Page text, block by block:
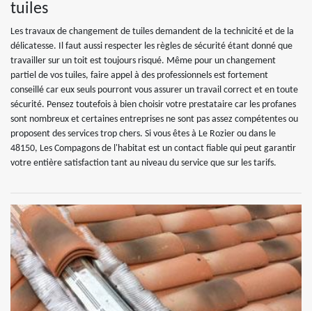
tuiles
Les travaux de changement de tuiles demandent de la technicité et de la
délicatesse. Il faut aussi respecter les règles de sécurité étant donné que
travailler sur un toit est toujours risqué. Même pour un changement
partiel de vos tuiles, faire appel à des professionnels est fortement
conseillé car eux seuls pourront vous assurer un travail correct et en toute
sécurité. Pensez toutefois à bien choisir votre prestataire car les profanes
sont nombreux et certaines entreprises ne sont pas assez compétentes ou
proposent des services trop chers. Si vous êtes à Le Rozier ou dans le
48150, Les Compagons de l'habitat est un contact fiable qui peut garantir
votre entière satisfaction tant au niveau du service que sur les tarifs.